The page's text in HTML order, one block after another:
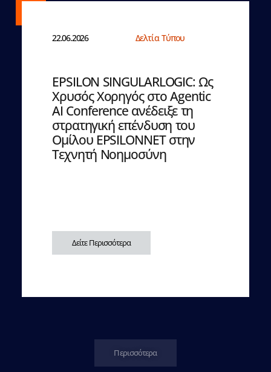
22.06.2026 Δελτία Τύπου
EPSILON SINGULARLOGIC: Ως
Χρυσός Χορηγός στο Agentic
AI Conference ανέδειξε τη
στρατηγική επένδυση του
Ομίλου EPSILONNET στην
Τεχνητή Νοημοσύνη
Δείτε Περισσότερα
Περισσότερα